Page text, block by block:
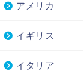
アメリカ
イギリス
イタリア